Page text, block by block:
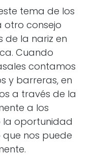
tema de los
otro consejo
de la nariz en
Cuando
contamos
y barreras, en
a través de la
a los
la oportunidad
nos puede